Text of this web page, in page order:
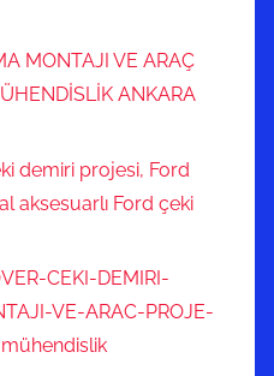
MONTAJI VE ARAÇ
ANKARA
demiri projesi, Ford
aksesuarlı Ford çeki
CEKI-DEMIRI-
VE-ARAC-PROJE-